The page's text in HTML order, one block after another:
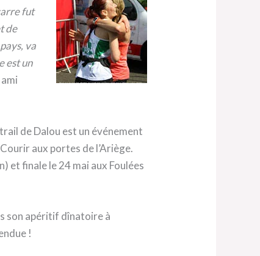
fut
de
va
est un
de Dalou est un événement
aux portes de l’Ariège.
et finale le 24 mai aux Foulées
son apéritif dînatoire à
!